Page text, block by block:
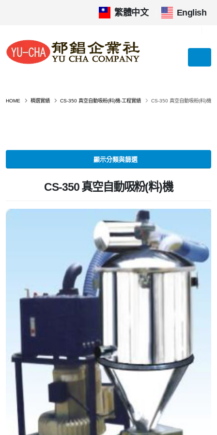
繁體中文 English
HOME 精選實績 CS-350 真空自動吸粉(料)機-工程實績 CS-350 真空自動吸粉(料)機
顯示分類與篩選
CS-350 真空自動吸粉(料)機